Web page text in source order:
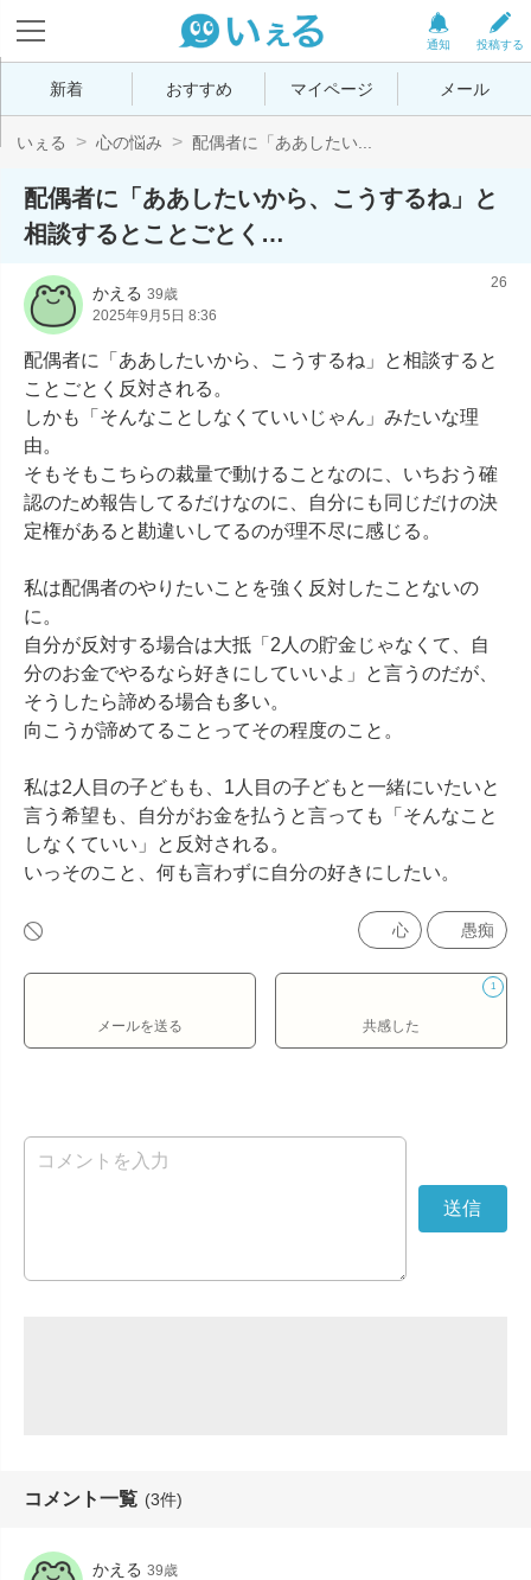
投稿する
通知
新着 おすすめ マイページ メール
いぇる 心の悩み 配偶者に「ああしたい...
配偶者に「ああしたいから、こうするね」と
相談するとことごとく…
かえる 39歳
2025年9月5日 8:36
26
配偶者に「ああしたいから、こうするね」と相談すると
ことごとく反対される。
しかも「そんなことしなくていいじゃん」みたいな理
由。
そもそもこちらの裁量で動けることなのに、いちおう確
認のため報告してるだけなのに、自分にも同じだけの決
定権があると勘違いしてるのが理不尽に感じる。
私は配偶者のやりたいことを強く反対したことないの
に。
自分が反対する場合は大抵「2人の貯金じゃなくて、自
分のお金でやるなら好きにしていいよ」と言うのだが、
そうしたら諦める場合も多い。
向こうが諦めてることってその程度のこと。
私は2人目の子どもも、1人目の子どもと一緒にいたいと
言う希望も、自分がお金を払うと言っても「そんなこと
しなくていい」と反対される。
いっそのこと、何も言わずに自分の好きにしたい。
心 愚痴
メールを送る
1
共感した
コメント一覧 (3件)
かえる 39歳